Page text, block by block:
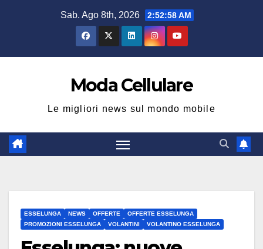
Sab. Ago 8th, 2026 2:52:59 AM
Moda Cellulare
Le migliori news sul mondo mobile
ESSELUNGA NEWS OFFERTE
OFFERTE ESSELUNGA
PROMOZIONI ESSELUNGA
VOLANTINI VOLANTINO ESSELUNGA